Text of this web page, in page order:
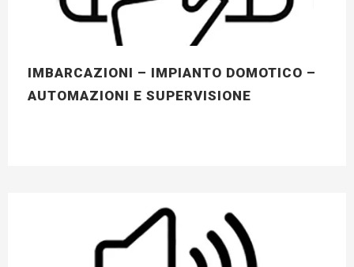
IMBARCAZIONI – IMPIANTO DOMOTICO –
AUTOMAZIONI E SUPERVISIONE